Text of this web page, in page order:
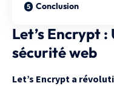
Conclusion
Let’s Encrypt
sécurité web
Let’s Encrypt a